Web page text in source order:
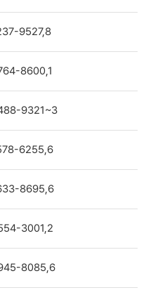
9527,8
8600,1
9321~3
6255,6
8695,6
3001,2
8085,6